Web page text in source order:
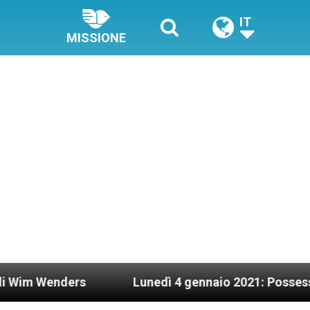
MISSIONE
IT
Lunedì 4 gennaio 2021: Possesso